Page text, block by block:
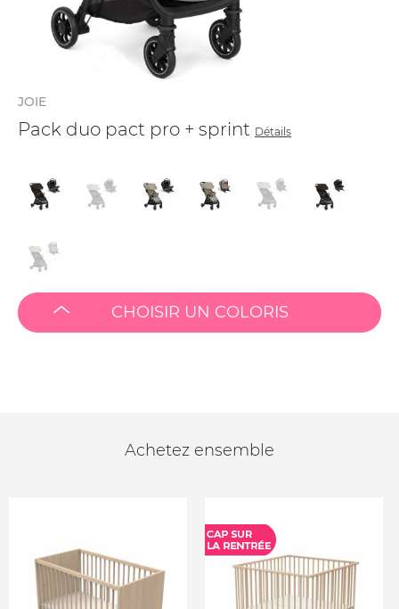
JOIE
Pack duo pact pro + sprint Détails
CHOISIR UN COLORIS
Achetez ensemble